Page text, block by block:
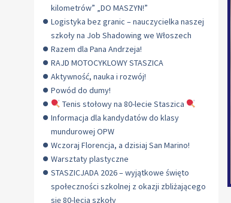
kilometrów” „DO MASZYN!”
Logistyka bez granic – nauczycielka naszej
szkoły na Job Shadowing we Włoszech
Razem dla Pana Andrzeja!
RAJD MOTOCYKLOWY STASZICA
Aktywność, nauka i rozwój!
Powód do dumy!
Tenis stołowy na 80-lecie Staszica
Informacja dla kandydatów do klasy
mundurowej OPW
Wczoraj Florencja, a dzisiaj San Marino!
Warsztaty plastyczne
STASZICJADA 2026 – wyjątkowe święto
społeczności szkolnej z okazji zbliżającego
się 80-lecia szkoły